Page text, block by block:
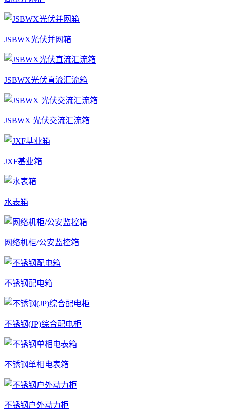
JSBWX光伏并网箱
JSBWX光伏直流汇流箱
JSBWX 光伏交流汇流箱
JXF基业箱
水表箱
网络机柜/公安监控箱
不锈钢配电箱
不锈钢(JP)综合配电柜
不锈钢单相电表箱
不锈钢户外动力柜